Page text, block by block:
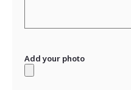
Add your photo